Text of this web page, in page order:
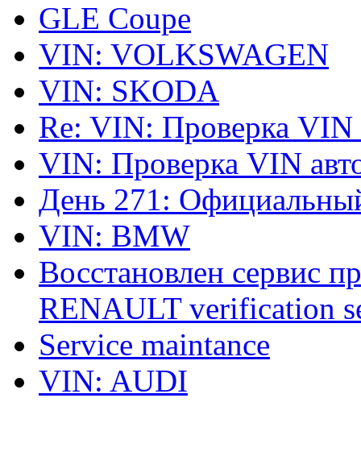
GLE Coupe
VIN: VOLKSWAGEN
VIN: SKODA
Re: VIN: Проверка VIN
VIN: Проверка VIN
День 271:
VIN: BMW
Восстановлен сервис
RENAULT verification
Service maintance
VIN: AUDI